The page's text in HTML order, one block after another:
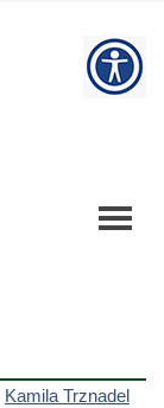
Kamila Trznadel